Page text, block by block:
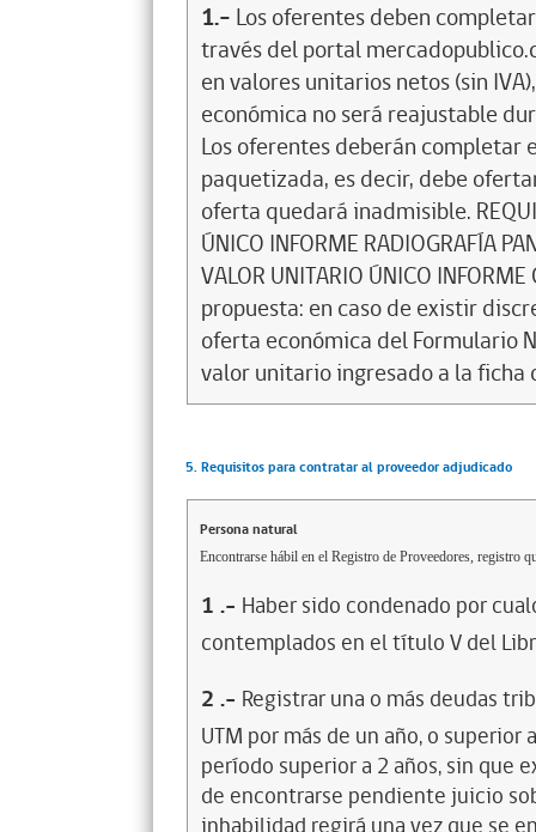
1.- Los oferentes deben
través del portal
en valores unitarios netos (sin
económica no será reajustable
Los oferentes deberán completar
paquetizada, es decir, debe
oferta quedará inadmisible.
ÚNICO INFORME RADIOGRAFÍA
VALOR UNITARIO ÚNICO
propuesta: en caso de existir
oferta económica del Formulario
valor unitario ingresado a la
5. Requisitos para contratar al proveedor adjudicado
Persona natural
Encontrarse hábil en el Registro de Proveedores, registro
1 .- Haber sido condenado por
contemplados en el título V del
2 .- Registrar una o más deudas
UTM por más de un año, o
período superior a 2 años, sin que
de encontrarse pendiente juicio